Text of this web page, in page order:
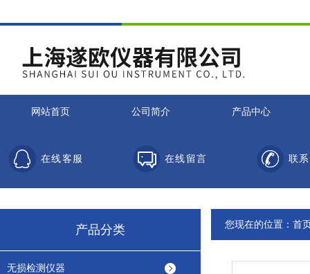
网站首页 公司简介 产品中心
在线客服 在线留言 联
产品分类
无损检测仪器
您现在的位置： 首